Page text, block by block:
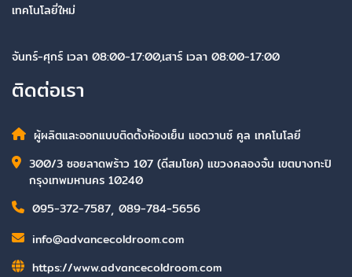
เทคโนโลยี่ใหม่
จันทร์-ศุกร์ เวลา 08:00-17:00,เสาร์ เวลา 08:00-17:00
ติดต่อเรา
ผู้ผลิตและออกแบบติดตั้งห้องเย็น แอดวานซ์ คูล เทคโนโลยี
300/3 ซอยลาดพร้าว 107 (ดีสมโชค) แขวงคลองจั่น เขตบางกะปิ
กรุงเทพมหานคร 10240
095-372-7587, 089-784-5656
info@advancecoldroom.com
https://www.advancecoldroom.com